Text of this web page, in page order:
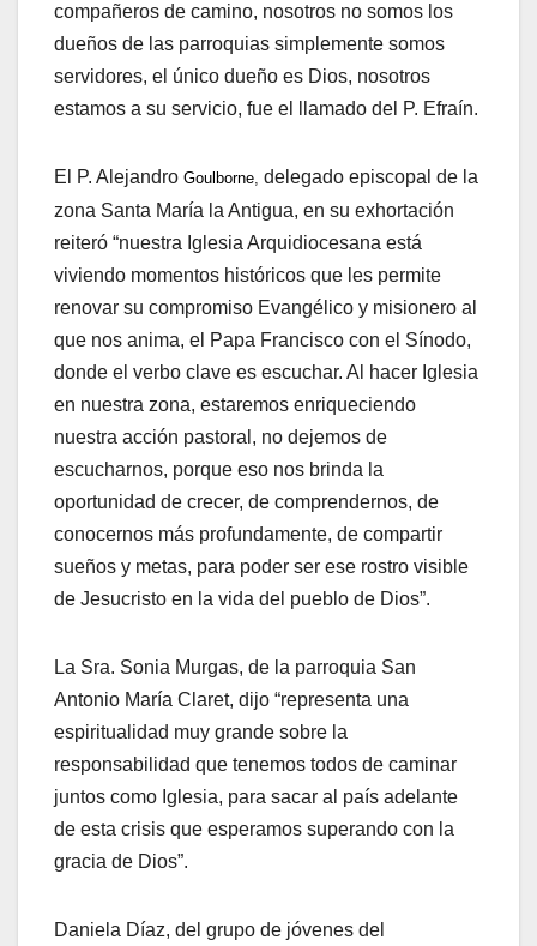
compañeros de camino, nosotros no somos los
dueños de las parroquias simplemente somos
servidores, el único dueño es Dios, nosotros
estamos a su servicio, fue el llamado del P. Efraín.
El P. Alejandro Goulborne, delegado episcopal de la
zona Santa María la Antigua, en su exhortación
reiteró “nuestra Iglesia Arquidiocesana está
viviendo momentos históricos que les permite
renovar su compromiso Evangélico y misionero al
que nos anima, el Papa Francisco con el Sínodo,
donde el verbo clave es escuchar. Al hacer Iglesia
en nuestra zona, estaremos enriqueciendo
nuestra acción pastoral, no dejemos de
escucharnos, porque eso nos brinda la
oportunidad de crecer, de comprendernos, de
conocernos más profundamente, de compartir
sueños y metas, para poder ser ese rostro visible
de Jesucristo en la vida del pueblo de Dios”.
La Sra. Sonia Murgas, de la parroquia San
Antonio María Claret, dijo “representa una
espiritualidad muy grande sobre la
responsabilidad que tenemos todos de caminar
juntos como Iglesia, para sacar al país adelante
de esta crisis que esperamos superando con la
gracia de Dios”.
Daniela Díaz, del grupo de jóvenes del